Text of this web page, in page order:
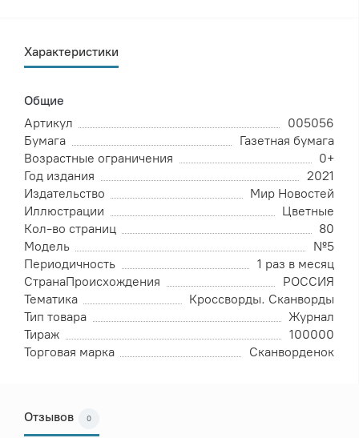
Характеристики
Общие
Артикул
005056
Бумага
Газетная бумага
Возрастные ограничения
0+
Год издания
2021
Издательство
Мир Новостей
Иллюстрации
Цветные
Кол-во страниц
80
Модель
№5
Периодичность
1 раз в месяц
СтранаПроисхождения
РОССИЯ
Тематика
Кроссворды. Сканворды
Тип товара
Журнал
Тираж
100000
Торговая марка
Сканворденок
Отзывов 0